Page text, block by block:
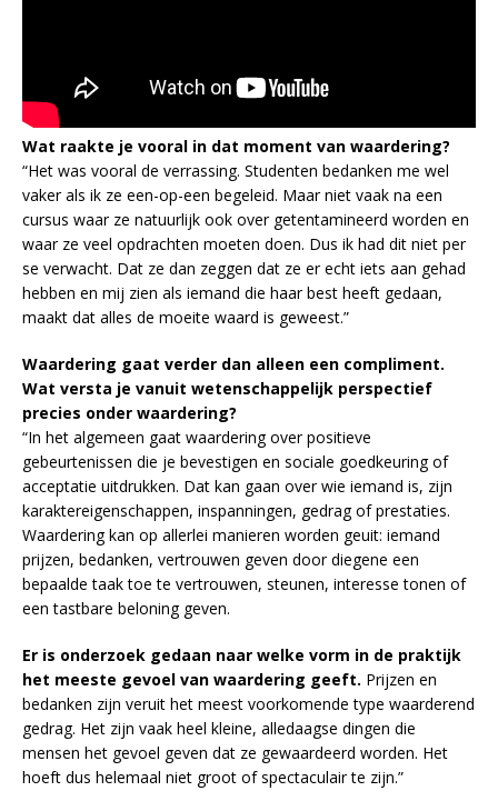
Wat raakte je vooral in dat moment van waardering?
“Het was vooral de verrassing. Studenten bedanken me wel
vaker als ik ze een-op-een begeleid. Maar niet vaak na een
cursus waar ze natuurlijk ook over getentamineerd worden en
waar ze veel opdrachten moeten doen. Dus ik had dit niet per
se verwacht. Dat ze dan zeggen dat ze er echt iets aan gehad
hebben en mij zien als iemand die haar best heeft gedaan,
maakt dat alles de moeite waard is geweest.”
Waardering gaat verder dan alleen een compliment.
Wat versta je vanuit wetenschappelijk perspectief
precies onder waardering?
“In het algemeen gaat waardering over positieve
gebeurtenissen die je bevestigen en sociale goedkeuring of
acceptatie uitdrukken. Dat kan gaan over wie iemand is, zijn
karaktereigenschappen, inspanningen, gedrag of prestaties.
Waardering kan op allerlei manieren worden geuit: iemand
prijzen, bedanken, vertrouwen geven door diegene een
bepaalde taak toe te vertrouwen, steunen, interesse tonen of
een tastbare beloning geven.
Er is onderzoek gedaan naar welke vorm in de praktijk
het meeste gevoel van waardering geeft. Prijzen en
bedanken zijn veruit het meest voorkomende type waarderend
gedrag. Het zijn vaak heel kleine, alledaagse dingen die
mensen het gevoel geven dat ze gewaardeerd worden. Het
hoeft dus helemaal niet groot of spectaculair te zijn.”